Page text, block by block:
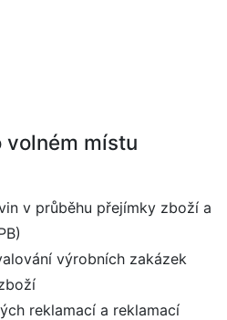
volném místu
v průběhu přejímky zboží a
výrobních zakázek
reklamací a reklamací